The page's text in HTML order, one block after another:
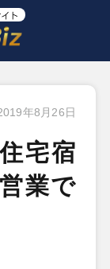
年8月26日
宅宿
業で